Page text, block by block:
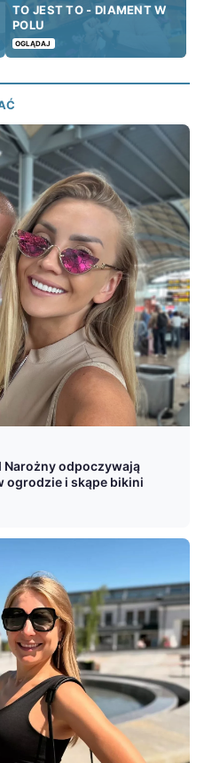
TO JEST TO - DIAMENT W
POLU
OGLĄDAJ
Narożny odpoczywają
ogrodzie i skąpe bikini